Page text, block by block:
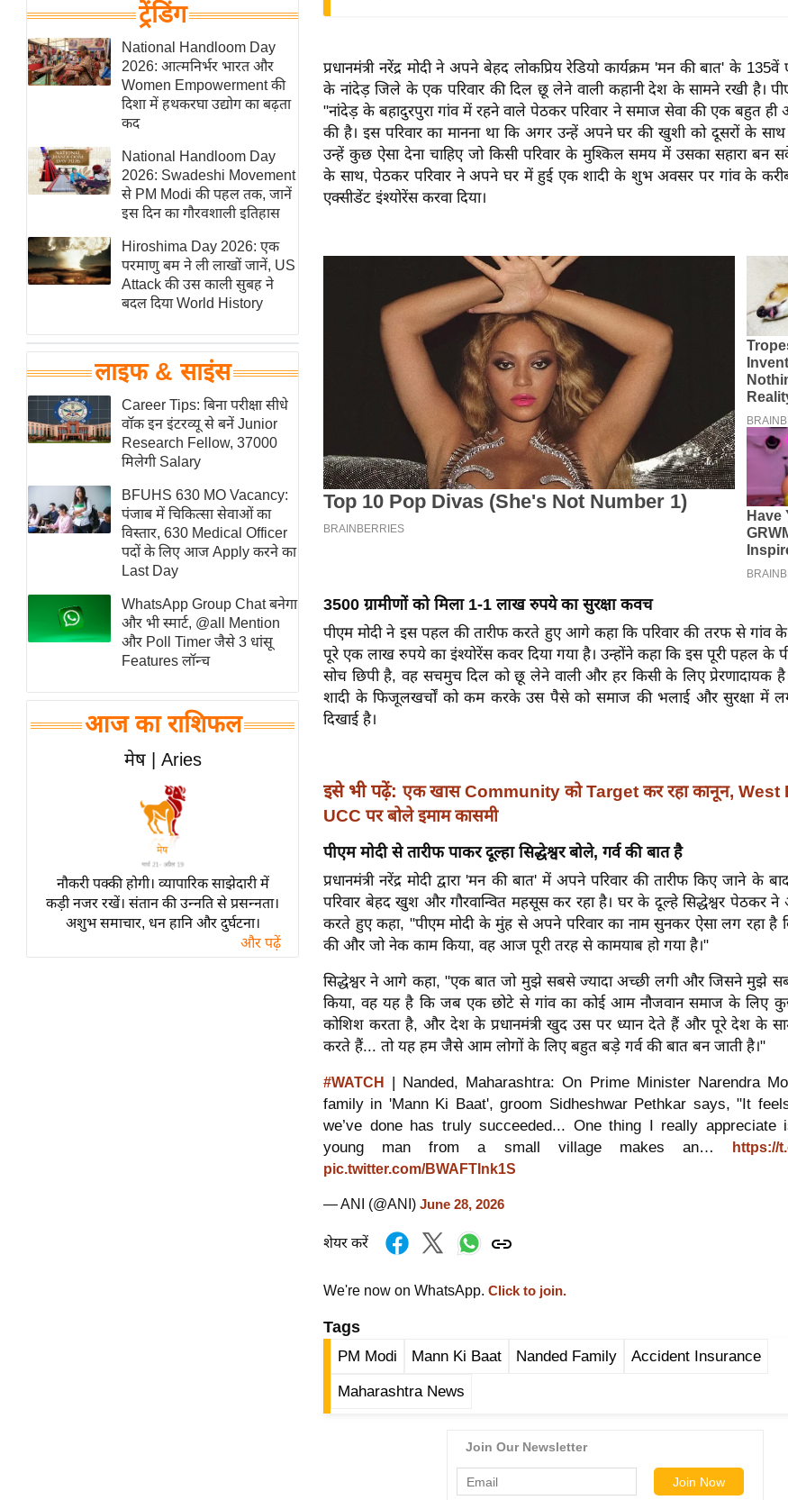
साहित्य जगत
ऑटो वर्ल्ड
न्यूज ब्रीफ
मनोरंजन जगत
बॉलीवुड
हॉलीवुड
फिल्म समीक्षा
Breaking
News
लाइफस्टाइल
टेक्नॉलॉजी
घरेलू नुस्खे
पर्यटन स्थल
फिटनेस मंत्रा
रिलेशनशिप
राजनीति
विश्लेषण
समसामयिक
मातृभूमि
एम.
आर.
आई.
समीक्षा
धर्म
ज्योतिष
त्योहार
राशिफल
विशेष
विश्लेषण
ट्रेंडिंग
National Handloom Day
2026: आत्मनिर्भर भारत और
Women Empowerment की
दिशा में हथकरघा उद्योग का बढ़ता
कद
National Handloom Day
2026: Swadeshi Movement
से PM Modi की पहल तक, जानें
इस दिन का गौरवशाली इतिहास
Hiroshima Day 2026: एक
परमाणु बम ने ली लाखों जानें, US
Attack की उस काली सुबह ने
बदल दिया World History
लाइफ & साइंस
Career Tips: बिना परीक्षा सीधे
वॉक इन इंटरव्यू से बनें Junior
Research Fellow, 37000
मिलेगी Salary
BFUHS 630 MO Vacancy:
पंजाब में चिकित्सा सेवाओं का
विस्तार, 630 Medical Officer
पदों के लिए आज Apply करने का
Last Day
WhatsApp Group Chat बनेगा
और भी स्मार्ट, @all Mention
और Poll Timer जैसे 3 धांसू
Features लॉन्च
आज का राशिफल
मेष | Aries
नौकरी पक्की होगी। व्यापारिक साझेदारी में
कड़ी नजर रखें। संतान की उन्नति से प्रसन्नता।
अशुभ समाचार, धन हानि और दुर्घटना।
और पढ़ें
प्रधानमंत्री नरेंद्र मोदी ने अपने बेहद लोकप्रिय रेडियो कार्यक्रम 'मन की बात' के 135वें
के नांदेड़ जिले के एक परिवार की दिल छू लेने वाली कहानी देश के सामने रखी है।
"नांदेड़ के बहादुरपुरा गांव में रहने वाले पेठकर परिवार ने समाज सेवा की एक बहुत ही
की है। इस परिवार का मानना था कि अगर उन्हें अपने घर की खुशी को दूसरों के
उन्हें कुछ ऐसा देना चाहिए जो किसी परिवार के मुश्किल समय में उसका सहारा बन
के साथ, पेठकर परिवार ने अपने घर में हुई एक शादी के शुभ अवसर पर गांव के
एक्सीडेंट इंश्योरेंस करवा दिया।
3500 ग्रामीणों को मिला 1-1 लाख रुपये का सुरक्षा कवच
पीएम मोदी ने इस पहल की तारीफ करते हुए आगे कहा कि परिवार की तरफ से गांव
पूरे एक लाख रुपये का इंश्योरेंस कवर दिया गया है। उन्होंने कहा कि इस पूरी पहल के
सोच छिपी है, वह सचमुच दिल को छू लेने वाली और हर किसी के लिए प्रेरणादायक
शादी के फिजूलखर्चों को कम करके उस पैसे को समाज की भलाई और सुरक्षा में
दिखाई है।
इसे भी पढ़ें: एक खास Community को Target कर रहा कानून, West
UCC पर बोले इमाम कासमी
पीएम मोदी से तारीफ पाकर दूल्हा सिद्धेश्वर बोले, गर्व की बात है
प्रधानमंत्री नरेंद्र मोदी द्वारा 'मन की बात' में अपने परिवार की तारीफ किए जाने के
परिवार बेहद खुश और गौरवान्वित महसूस कर रहा है। घर के दूल्हे सिद्धेश्वर पेठकर ने
करते हुए कहा, "पीएम मोदी के मुंह से अपने परिवार का नाम सुनकर ऐसा लग रहा है
की और जो नेक काम किया, वह आज पूरी तरह से कामयाब हो गया है।"
सिद्धेश्वर ने आगे कहा, "एक बात जो मुझे सबसे ज्यादा अच्छी लगी और जिसने मुझे सबसे
किया, वह यह है कि जब एक छोटे से गांव का कोई आम नौजवान समाज के लिए
कोशिश करता है, और देश के प्रधानमंत्री खुद उस पर ध्यान देते हैं और पूरे देश के
करते हैं... तो यह हम जैसे आम लोगों के लिए बहुत बड़े गर्व की बात बन जाती है।"
#WATCH
| Nanded, Maharashtra: On Prime Minister Narendra
family in 'Mann Ki Baat', groom Sidheshwar Pethkar says, "It
we’ve done has truly succeeded... One thing I really appreciate
young man from a small village makes an…
https://
pic.twitter.com/BWAFTInk1S
— ANI (@ANI) June 28, 2026
शेयर करें
We're now on WhatsApp. Click to join.
Tags
PM Modi Mann Ki Baat Nanded Family Accident Insurance
Maharashtra News